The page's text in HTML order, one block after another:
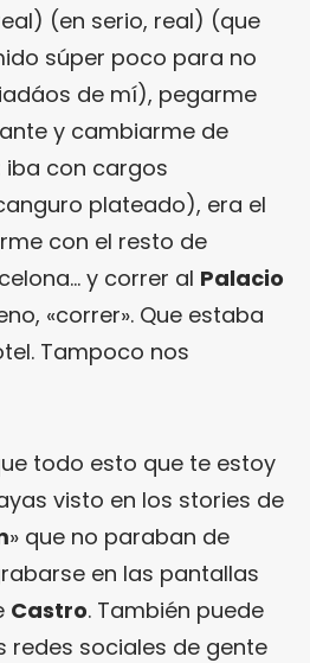
(en serio, real) (que
súper poco para no
de mí), pegarme
y cambiarme de
iba con cargos
plateado), era el
con el resto de
y correr al Palacio
«correr». Que estaba
Tampoco nos
todo esto que te estoy
visto en los stories de
» que no paraban de
en las pantallas
Castro. También puede
redes sociales de gente